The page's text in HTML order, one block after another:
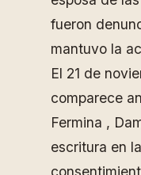
fueron
mantuvo la
El 21 de
comparece
Fermina ,
escritura en